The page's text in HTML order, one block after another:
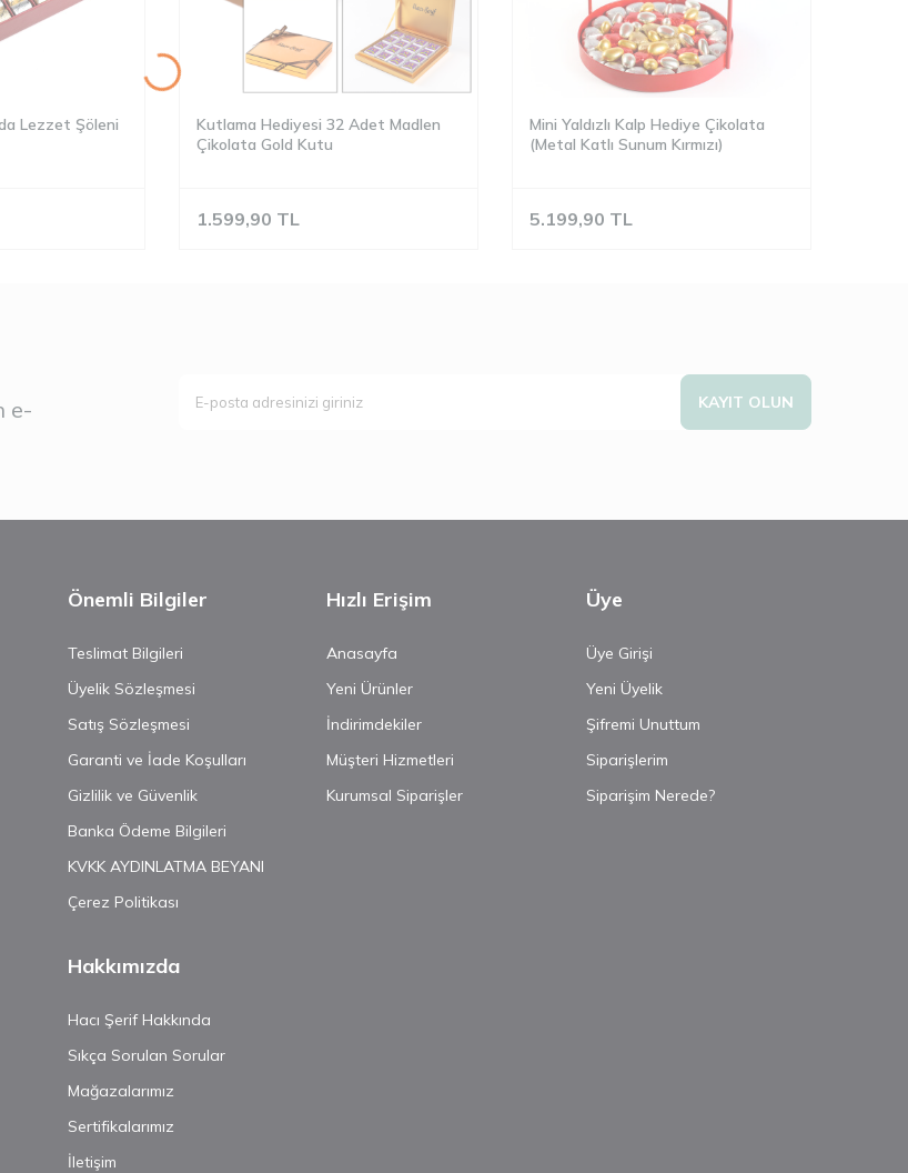
Lezzet Şöleni
Kutlama Hediyesi 32 Adet Madlen
Çikolata Gold Kutu
1.599,90 TL
Mini Yaldızlı Kalp Hediye Çikolata
(Metal Katlı Sunum Kırmızı)
5.199,90 TL
e-
KAYIT OLUN
Önemli Bilgiler
Teslimat Bilgileri
Üyelik Sözleşmesi
Satış Sözleşmesi
Garanti ve İade Koşulları
Gizlilik ve Güvenlik
Banka Ödeme Bilgileri
KVKK AYDINLATMA BEYANI
Çerez Politikası
Hızlı Erişim
Anasayfa
Yeni Ürünler
İndirimdekiler
Müşteri Hizmetleri
Kurumsal Siparişler
Üye
Üye Girişi
Yeni Üyelik
Şifremi Unuttum
Siparişlerim
Siparişim Nerede?
Hakkımızda
Hacı Şerif Hakkında
Sıkça Sorulan Sorular
Mağazalarımız
Sertifikalarımız
İletişim